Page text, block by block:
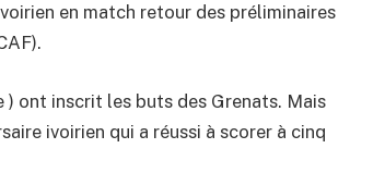
en match retour des préliminaires
ont inscrit les buts des Grenats. Mais
ivoirien qui a réussi à scorer à cinq